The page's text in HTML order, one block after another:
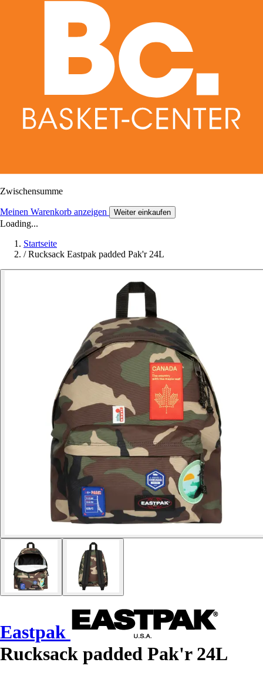
Zwischensumme
Meinen Warenkorb anzeigen Weiter einkaufen
Loading...
Startseite
/ Rucksack Eastpak padded Pak'r 24L
Eastpak
Rucksack padded Pak'r 24L